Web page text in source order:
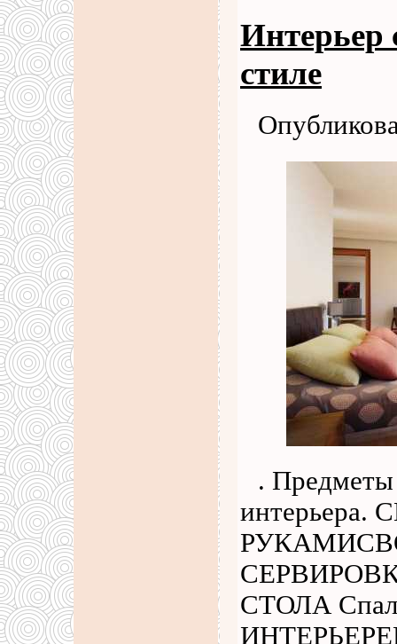
Интерьер
стиле
.
СТОЛА